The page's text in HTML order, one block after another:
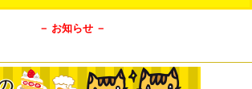
－ お知らせ －